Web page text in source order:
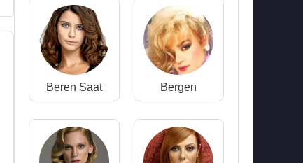
Beren Saat Bergen